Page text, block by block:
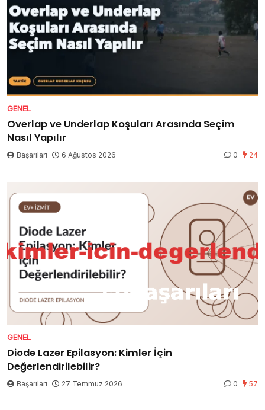
GENEL
Overlap ve Underlap Koşuları Arasında Seçim
Nasıl Yapılır
Başarıları 6 Ağustos 2026 0 24
GENEL
Diode Lazer Epilasyon: Kimler İçin
Değerlendirilebilir?
Başarıları 27 Temmuz 2026 0 57